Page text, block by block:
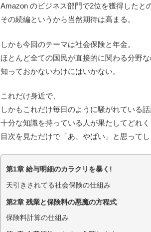
Amazon のビジネス部門で2位を獲得したと
その続編というから当然期待は高まる。
しかも今回のテーマは社会保険と年金。
ほとんど全ての国民が直接的に関わる分野
知っておかないわけにはいかない。
これだけ身近で、
しかもこれだけ毎日のように騒がれている
十分な知識を持っている人が果たしてどれく
目次を見ただけで「あ、やばい」と思ってし
第1章 給与明細のカラクリを暴く!
天引きされてる社会保険の仕組み
第2章 残業と保険料の悪魔の方程式
保険料計算の仕組み